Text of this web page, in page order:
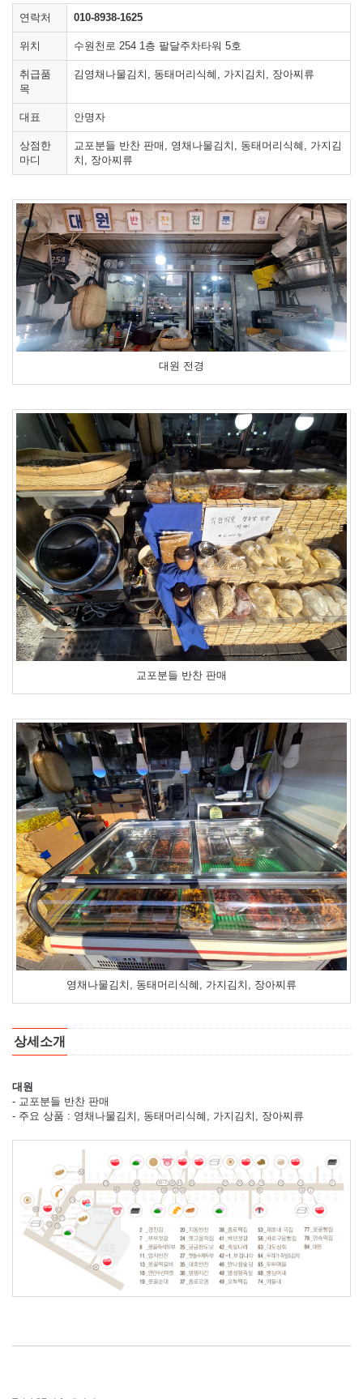
연락처 010-8938-1625
위치 수원천로 254 1층 팔달주차타워 5호
취급품
목
김영채나물김치, 동태머리식혜, 가지김치, 장아찌류
대표 안명자
상점한
마디
교포분들 반찬 판매, 영채나물김치, 동태머리식혜, 가지김
치, 장아찌류
대원 전경
교포분들 반찬 판매
영채나물김치, 동태머리식혜, 가지김치, 장아찌류
상세소개
대원
- 교포분들 반찬 판매
- 주요 상품 : 영채나물김치, 동태머리식혜, 가지김치, 장아찌류